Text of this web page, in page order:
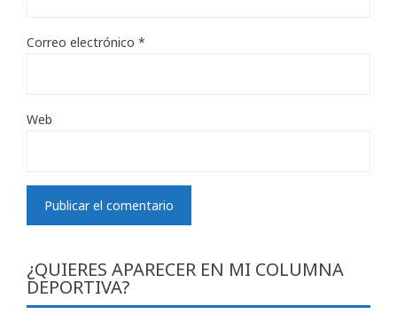
Correo electrónico *
Web
¿QUIERES APARECER EN MI COLUMNA
DEPORTIVA?